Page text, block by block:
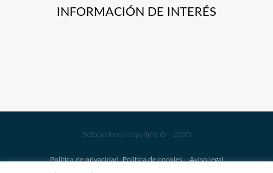
INFORMACIÓN DE INTERÉS
BeExperience copyright © – 2020
Politica de privacidad Politica de cookiesAviso legal